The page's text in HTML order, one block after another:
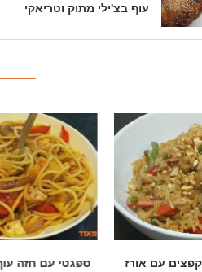
עוף בצ'ילי מתוק וטריאקי
ספגטי עם חזה עוף וירקות מוקפצים